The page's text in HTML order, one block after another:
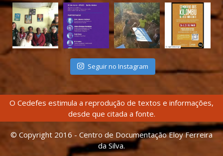
Seguir no Instagram
O Cedefes estimula a reprodução de textos e informações,
desde que citada a fonte.
© Copyright 2016 - Centro de Documentação Eloy Ferreira
da Silva.